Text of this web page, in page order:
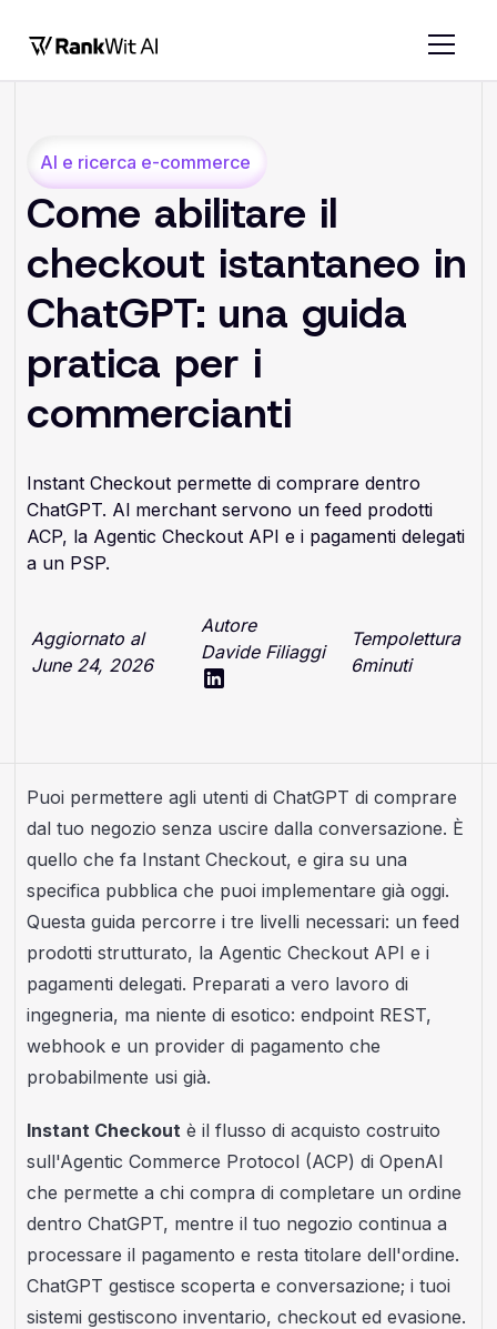
AI e ricerca e-commerce
Come abilitare il
checkout istantaneo in
ChatGPT: una guida
pratica per i
commercianti
Instant Checkout permette di comprare dentro
ChatGPT. Al merchant servono un feed prodotti
ACP, la Agentic Checkout API e i pagamenti delegati
a un PSP.
Aggiornato al
June 24, 2026
Autore
Davide Filiaggi
Tempolettura
6minuti
Puoi permettere agli utenti di ChatGPT di comprare
dal tuo negozio senza uscire dalla conversazione. È
quello che fa Instant Checkout, e gira su una
specifica pubblica che puoi implementare già oggi.
Questa guida percorre i tre livelli necessari: un feed
prodotti strutturato, la Agentic Checkout API e i
pagamenti delegati. Preparati a vero lavoro di
ingegneria, ma niente di esotico: endpoint REST,
webhook e un provider di pagamento che
probabilmente usi già.
Instant Checkout è il flusso di acquisto costruito
sull'Agentic Commerce Protocol (ACP) di OpenAI
che permette a chi compra di completare un ordine
dentro ChatGPT, mentre il tuo negozio continua a
processare il pagamento e resta titolare dell'ordine.
ChatGPT gestisce scoperta e conversazione; i tuoi
sistemi gestiscono inventario, checkout ed evasione.